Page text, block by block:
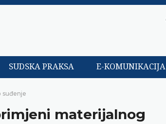
SUDSKA PRAKSA E-KOMUNIKACIJA
suđenje
materijalnog